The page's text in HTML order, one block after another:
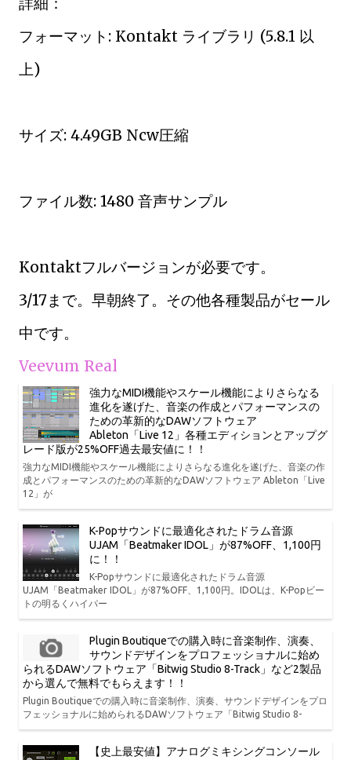
フォーマット: Kontakt ライブラリ (5.8.1 以
上)
サイズ: 4.49GB Ncw圧縮
ファイル数: 1480 音声サンプル
Kontaktフルバージョンが必要です。
3/17まで。早朝終了。その他各種製品がセール
中です。
Veevum Real
強力なMIDI機能やスケール機能によりさらなる
進化を遂げた、音楽の作成とパフォーマンスの
ための革新的なDAWソフトウェア
Ableton「Live 12」各種エディションとアップグ
レード版が25%OFF過去最安値に！！
強力なMIDI機能やスケール機能によりさらなる進化を遂げた、音楽の作
成とパフォーマンスのための革新的なDAWソフトウェア Ableton「Live
12」が
K-Popサウンドに最適化されたドラム音源
UJAM「Beatmaker IDOL」が87%OFF、1,100円
に！！
K-Popサウンドに最適化されたドラム音源
UJAM「Beatmaker IDOL」が87%OFF、1,100円。IDOLは、K-Popビー
トの明るくハイパー
Plugin Boutiqueでの購入時に音楽制作、演奏、
サウンドデザインをプロフェッショナルに始め
られるDAWソフトウェア「Bitwig Studio 8-Track」など2製品
から選んで無料でもらえます！！
Plugin Boutiqueでの購入時に音楽制作、演奏、サウンドデザインをプロ
フェッショナルに始められるDAWソフトウェア「Bitwig Studio 8-
【史上最安値】アナログミキシングコンソール